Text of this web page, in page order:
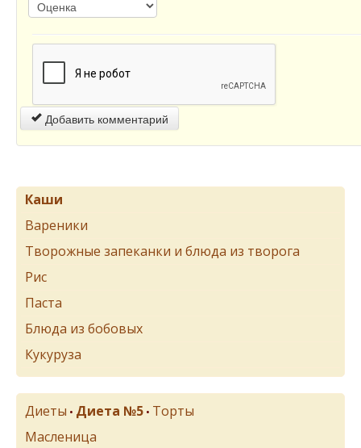
Добавить комментарий
Каши
Вареники
Творожные запеканки и блюда из творога
Рис
Паста
Блюда из бобовых
Кукуруза
Диеты • Диета №5 • Торты
Масленица